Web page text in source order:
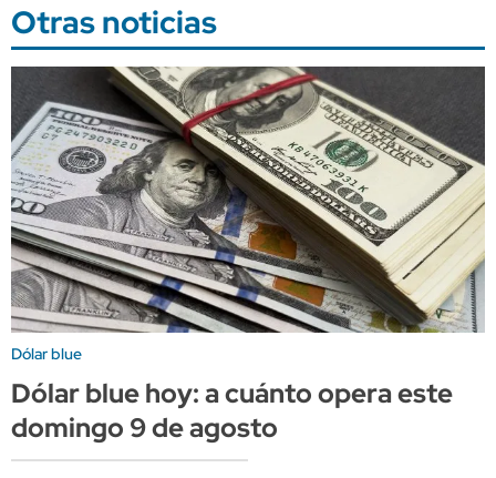
Otras noticias
Dólar blue
Dólar blue hoy: a cuánto opera este
domingo 9 de agosto